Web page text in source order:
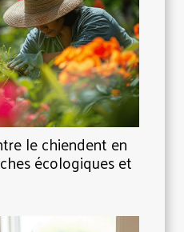
le chiendent en
écologiques et